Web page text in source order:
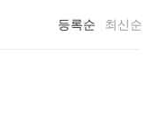
등록순 최신순